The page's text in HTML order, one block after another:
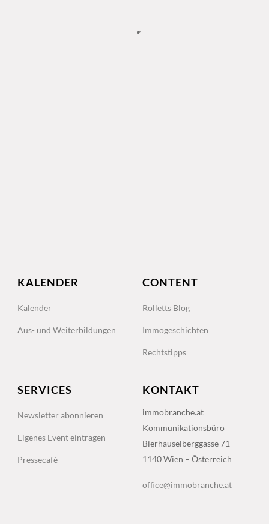
KALENDER
Kalender
Aus- und Weiterbildungen
CONTENT
Rolletts Blog
Immogeschichten
Rechtstipps
SERVICES
Newsletter abonnieren
Eigenes Event eintragen
Pressecafé
KONTAKT
immobranche.at
Kommunikationsbüro
Bierhäuselberggasse 71
1140 Wien – Österreich
office@immobranche.at